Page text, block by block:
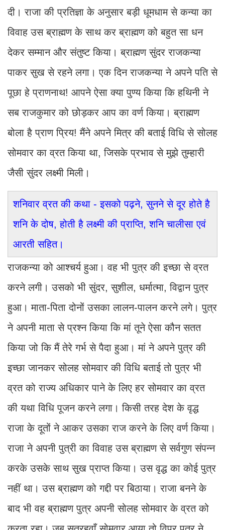
दी। राजा की प्रतिज्ञा के अनुसार बड़ी धूमधाम से कन्या का
विवाह उस ब्राह्मण के साथ कर ब्राह्मण को बहुत सा धन
देकर सम्मान और संतुष्ट किया। ब्राह्मण सुंदर राजकन्या
पाकर सुख से रहने लगा। एक दिन राजकन्या ने अपने पति से
पूछा हे प्राणनाथ! आपने ऐसा क्या पुण्य किया कि हथिनी ने
सब राजकुमार को छोड़कर आप का वर्ण किया। ब्राह्मण
बोला है प्राण प्रिय! मैंने अपने मित्र की बताई विधि से सोलह
सोमवार का व्रत किया था, जिसके प्रभाव से मुझे तुम्हारी
जैसी सुंदर लक्ष्मी मिली।
शनिवार व्रत की कथा - इसको पढ़ने, सुनने से दूर होते है
शनि के दोष, होती है लक्ष्मी की प्राप्ति, शनि चालीसा एवं
आरती सहित।
राजकन्या को आश्चर्य हुआ। वह भी पुत्र की इच्छा से व्रत
करने लगी। उसको भी सुंदर, सुशील, धर्मात्मा, विद्वान पुत्र
हुआ। माता-पिता दोनों उसका लालन-पालन करने लगे। पुत्र
ने अपनी माता से प्रश्न किया कि मां तूने ऐसा कौन सतत
किया जो कि मैं तेरे गर्भ से पैदा हुआ। मां ने अपने पुत्र की
इच्छा जानकर सोलह सोमवार की विधि बताई तो पुत्र भी
व्रत को राज्य अधिकार पाने के लिए हर सोमवार का व्रत
की यथा विधि पूजन करने लगा। किसी तरह देश के वृद्ध
राजा के दूतों ने आकर उसका राज करने के लिए वर्ण किया।
राजा ने अपनी पुत्री का विवाह उस ब्राह्मण से सर्वगुण संपन्न
करके उसके साथ सुख प्राप्त किया। उस वृद्ध का कोई पुत्र
नहीं था। उस ब्राह्मण को गद्दी पर बिठाया। राजा बनने के
बाद भी वह ब्राह्मण पुत्र अपनी सोलह सोमवार के व्रत को